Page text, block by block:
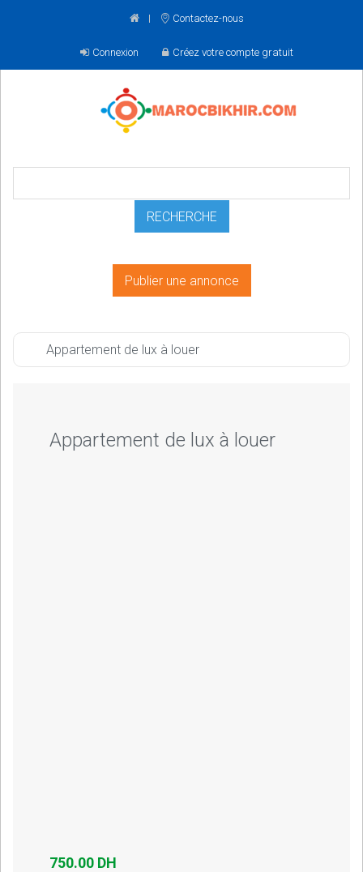
Contactez-nous
Connexion Créez votre compte gratuit
Publier une annonce
Appartement de lux à louer
Appartement de lux à louer
750.00 DH